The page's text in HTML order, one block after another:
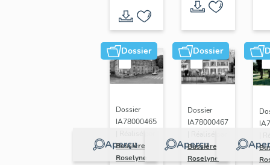
Dossier
Aperçu
Dossier
IA78000465
Bussière
Roselyne
Dossier
Aperçu
Dossier
IA78000467
Bussière
Roselyne